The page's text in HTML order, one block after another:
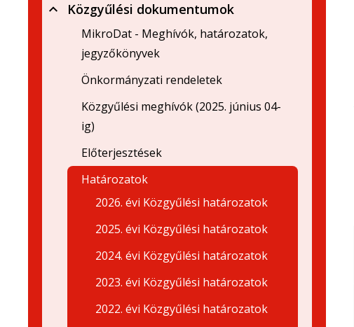
Közgyűlési dokumentumok
MikroDat - Meghívók, határozatok,
jegyzőkönyvek
Önkormányzati rendeletek
Közgyűlési meghívók (2025. június 04-
ig)
Előterjesztések
Határozatok
2026. évi Közgyűlési határozatok
2025. évi Közgyűlési határozatok
2024. évi Közgyűlési határozatok
2023. évi Közgyűlési határozatok
2022. évi Közgyűlési határozatok